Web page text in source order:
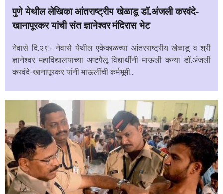
पुणे येथील लेखिका आंतराष्ट्रीय खेळाडू डॉ.अंजली करवंदे-
खानापूरकर यांची संत ज्ञानेश्वर मंदिरास भेट
नेवासे दि.२९:- नेवासे येथील एकेकाळच्या आंतरराष्ट्रीय खेळाडू व श्री
ज्ञानेश्वर महाविद्यालयाच्या अष्टपैलू विद्यार्थींनी माऊली कन्या डॉ.अंजली
करवंदे-खानापूरकर यांनी माऊलींची कर्मभूमी...